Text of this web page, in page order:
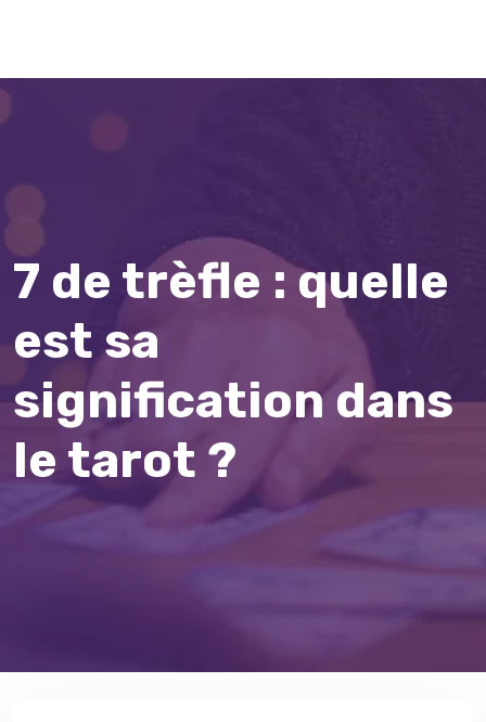
7 de trèfle : quelle
est sa
signification dans
le tarot ?